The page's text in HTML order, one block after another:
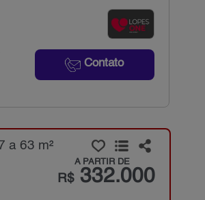
Contato
a 63 m²
A PARTIR DE
R$332.000